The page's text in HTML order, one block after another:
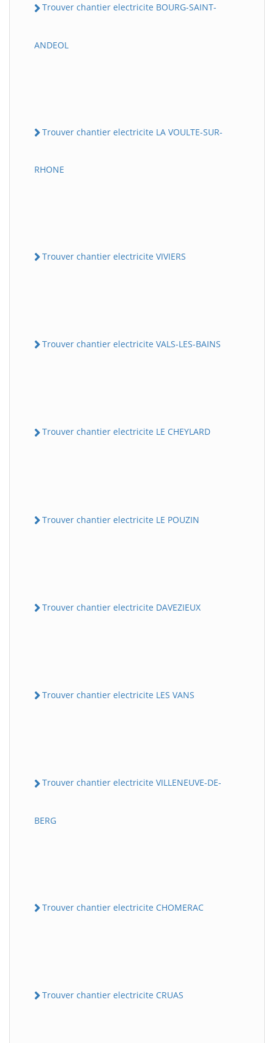
Trouver chantier electricite BOURG-SAINT-
ANDEOL
Trouver chantier electricite LA VOULTE-SUR-
RHONE
Trouver chantier electricite VIVIERS
Trouver chantier electricite VALS-LES-BAINS
Trouver chantier electricite LE CHEYLARD
Trouver chantier electricite LE POUZIN
Trouver chantier electricite DAVEZIEUX
Trouver chantier electricite LES VANS
Trouver chantier electricite VILLENEUVE-DE-
BERG
Trouver chantier electricite CHOMERAC
Trouver chantier electricite CRUAS